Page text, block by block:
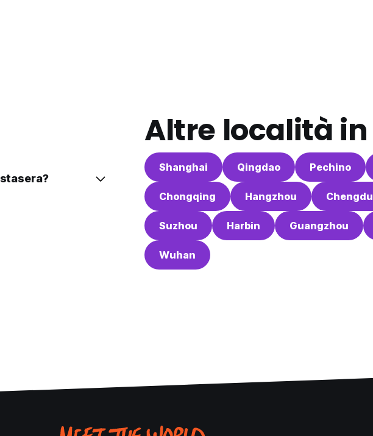
Altre località in
Shanghai Qingdao Pechino
Chongqing Hangzhou Chengdu
Suzhou Harbin Guangzhou
Wuhan